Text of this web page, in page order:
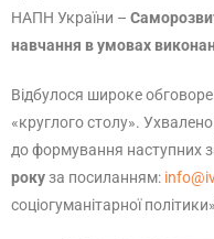
НАПН України –
навчання в умовах
Відбулося широке
«круглого столу».
до формування наступних
рокуза посиланням:
соціогуманітарної